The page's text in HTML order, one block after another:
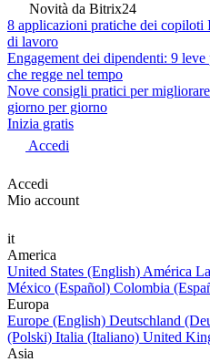
Novità da Bitrix24
8 applicazioni pratiche dei copiloti
di lavoro
Engagement dei dipendenti: 9
che regge nel tempo
Nove consigli pratici per
giorno per giorno
Inizia gratis
Accedi
Accedi
Mio account
it
America
United States (English) América
México (Español) Colombia
Europa
Europe (English) Deutschland
(Polski) Italia (Italiano) United
Asia